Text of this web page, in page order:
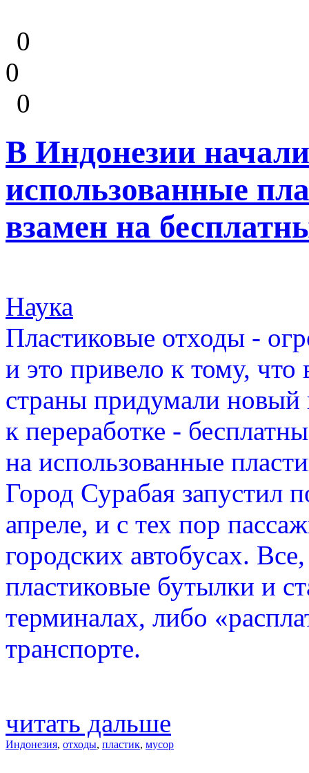
0
0
0
В Индонезии
использованные
взамен на
Наука
Пластиковые отходы -
и это привело к тому,
страны придумали
к переработке -
на использованные
Город Сурабая запустил
апреле, и с тех пор
городских автобусах.
пластиковые бутылки и
терминалах, либо
транспорте.
читать дальше
Индонезия, отходы, пластик, мусор